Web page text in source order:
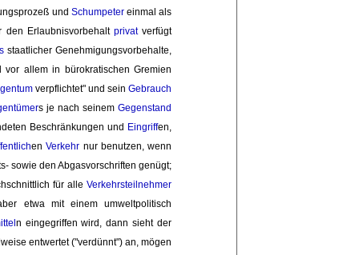
und Schumpetereinmal als
den Erlaubnisvorbehalt privatverfügt
staatlicher Genehmigungsvorbehalte,
allem in bürokratischen Gremien
verpflichtet" und sein Gebrauch
s je nach seinemGegenstand
Beschränkungen und Eingriffen,
enVerkehr nur benutzen, wenn
sowie den Abgasvorschriften genügt;
für alle Verkehrsteilnehmer
etwa mit einem umweltpolitisch
n eingegriffen wird, dann sieht der
entwertet ("verdünnt") an, mögen